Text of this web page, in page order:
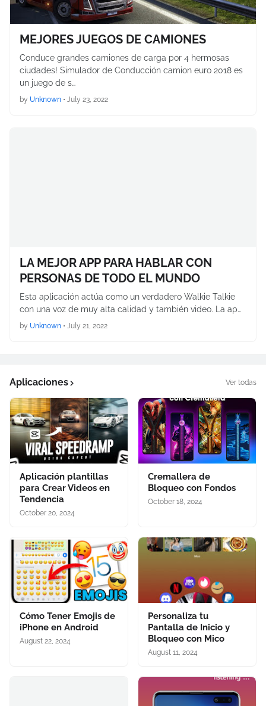
MEJORES JUEGOS DE CAMIONES
Conduce grandes camiones de carga por 4 hermosas
ciudades! Simulador de Conducción camion euro 2018 es
un juego de s…
by Unknown • July 23, 2022
LA MEJOR APP PARA HABLAR CON
PERSONAS DE TODO EL MUNDO
Esta aplicación actúa como un verdadero Walkie Talkie
con una voz de muy alta calidad y también video. La ap…
by Unknown • July 21, 2022
Aplicaciones Ver todas
Aplicación plantillas
para Crear Videos en
Tendencia
October 20, 2024
Cremallera de
Bloqueo con Fondos
October 18, 2024
Cómo Tener Emojis de
iPhone en Android
August 22, 2024
Personaliza tu
Pantalla de Inicio y
Bloqueo con Mico
August 11, 2024